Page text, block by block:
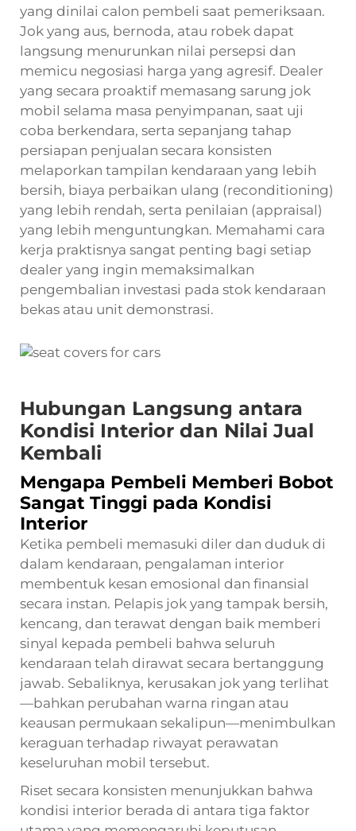
yang dinilai calon pembeli saat pemeriksaan.
Jok yang aus, bernoda, atau robek dapat
langsung menurunkan nilai persepsi dan
memicu negosiasi harga yang agresif. Dealer
yang secara proaktif memasang sarung jok
mobil selama masa penyimpanan, saat uji
coba berkendara, serta sepanjang tahap
persiapan penjualan secara konsisten
melaporkan tampilan kendaraan yang lebih
bersih, biaya perbaikan ulang (reconditioning)
yang lebih rendah, serta penilaian (appraisal)
yang lebih menguntungkan. Memahami cara
kerja praktisnya sangat penting bagi setiap
dealer yang ingin memaksimalkan
pengembalian investasi pada stok kendaraan
bekas atau unit demonstrasi.
Hubungan Langsung antara
Kondisi Interior dan Nilai Jual
Kembali
Mengapa Pembeli Memberi Bobot
Sangat Tinggi pada Kondisi
Interior
Ketika pembeli memasuki diler dan duduk di
dalam kendaraan, pengalaman interior
membentuk kesan emosional dan finansial
secara instan. Pelapis jok yang tampak bersih,
kencang, dan terawat dengan baik memberi
sinyal kepada pembeli bahwa seluruh
kendaraan telah dirawat secara bertanggung
jawab. Sebaliknya, kerusakan jok yang terlihat
—bahkan perubahan warna ringan atau
keausan permukaan sekalipun—menimbulkan
keraguan terhadap riwayat perawatan
keseluruhan mobil tersebut.
Riset secara konsisten menunjukkan bahwa
kondisi interior berada di antara tiga faktor